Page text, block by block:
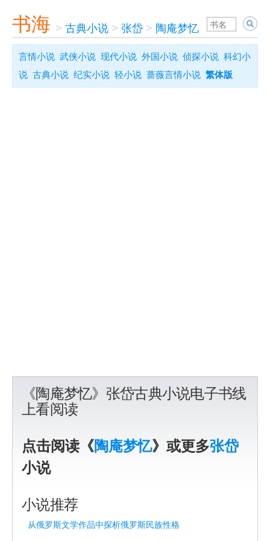
书海 > 古典小说 > 张岱 > 陶庵梦忆
言情小说 武侠小说 现代小说 外国小说 侦探小说 科幻小
说 古典小说 纪实小说 轻小说 蔷薇言情小说 繁体版
《陶庵梦忆》张岱古典小说电子书线
上看阅读
点击阅读《陶庵梦忆》或更多张岱
小说
小说推荐
从俄罗斯文学作品中探析俄罗斯民族性格